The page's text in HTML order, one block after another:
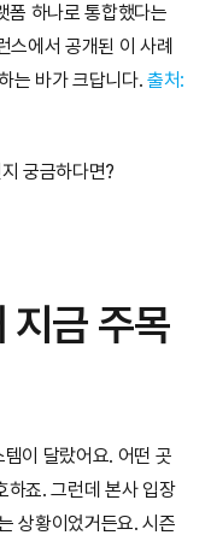
폼 하나로 통합했다는
에서 공개된 이 사례
는 바가 크답니다. 출처:
궁금하다면?
지금 주목
이 달랐어요. 어떤 곳
죠. 그런데 본사 입장
상황이었거든요. 시즌